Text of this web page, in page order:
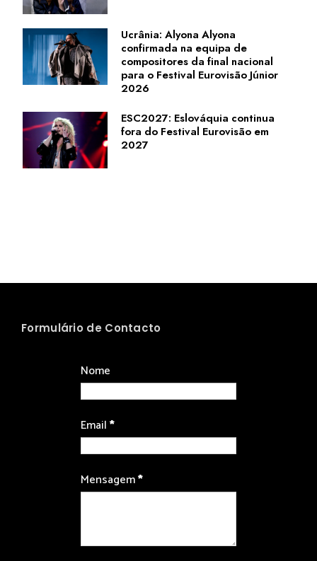
Ucrânia: Alyona Alyona
confirmada na equipa de
compositores da final nacional
para o Festival Eurovisão Júnior
2026
ESC2027: Eslováquia continua
fora do Festival Eurovisão em
2027
Formulário de Contacto
Nome
Email*
Mensagem*